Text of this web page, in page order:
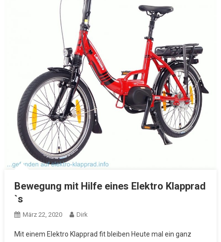
Bewegung mit Hilfe eines Elektro Klapprad
`s
März 22, 2020 Dirk
Mit einem Elektro Klapprad fit bleiben Heute mal ein ganz